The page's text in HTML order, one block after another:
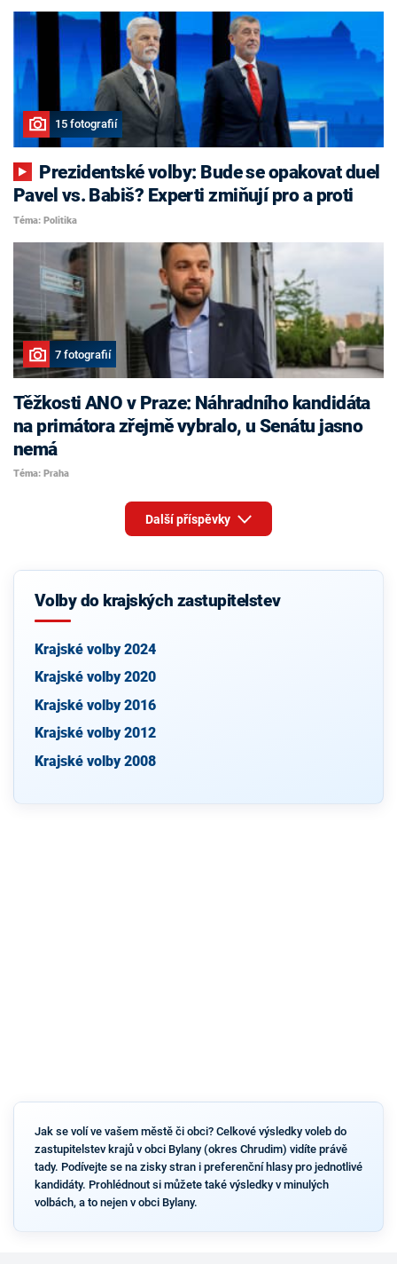
15 fotografií
Pavel vs. Babiš? Experti zmiňují pro a proti
Téma: Politika
7 fotografií
Těžkosti ANO v Praze: Náhradního kandidáta
na primátora zřejmě vybralo, u Senátu jasno
nemá
Téma: Praha
Další příspěvky
Volby do krajských zastupitelstev
Krajské volby 2024
Krajské volby 2020
Krajské volby 2016
Krajské volby 2012
Krajské volby 2008
Jak se volí ve vašem městě či obci? Celkové výsledky voleb do
zastupitelstev krajů v obci Bylany (okres Chrudim) vidíte právě
tady. Podívejte se na zisky stran i preferenční hlasy pro jednotlivé
kandidáty. Prohlédnout si můžete také výsledky v minulých
volbách, a to nejen v obci Bylany.